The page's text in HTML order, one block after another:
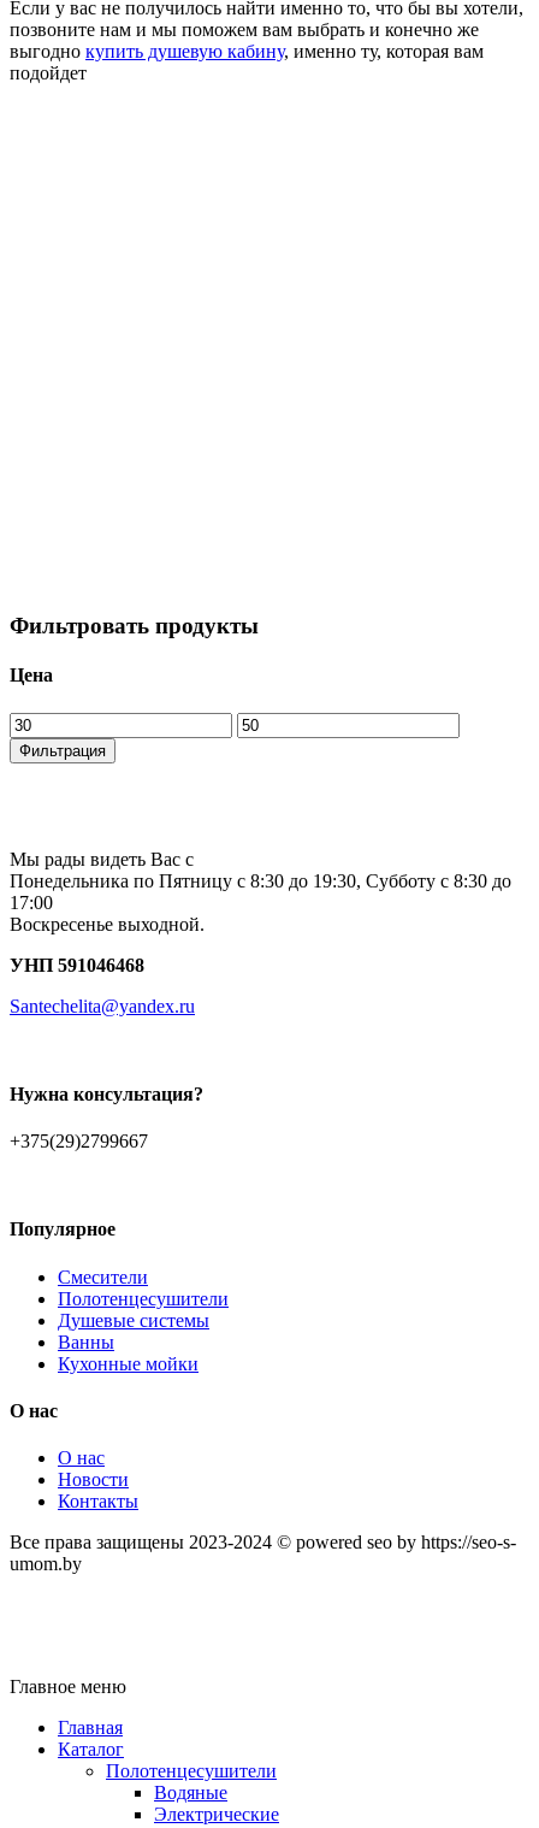
Если у вас не получилось найти именно то, что бы вы хотели,
позвоните нам и мы поможем вам выбрать и конечно же
выгодно купить душевую кабину, именно ту, которая вам
подойдет
Фильтровать продукты
Цена
Минимальная
цена
Максимальная
цена
Фильтрация
Мы рады видеть Вас с
Понедельника по Пятницу с 8:30 до 19:30, Субботу с 8:30 до
17:00
Воскресенье выходной.
УНП 591046468
Santechelita@yandex.ru
Нужна консультация?
+375(29)2799667
Популярное
Смесители
Полотенцесушители
Душевые системы
Ванны
Кухонные мойки
О нас
О нас
Новости
Контакты
Все права защищены 2023-2024 © powered seo by https://seo-s-
umom.by
Главное меню
Главная
Каталог
Полотенцесушители
Водяные
Электрические